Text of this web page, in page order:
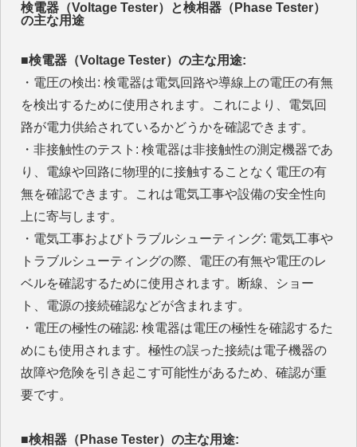
検電器（Voltage Tester）と検相器（Phase Tester）
の主な用途
■検電器（Voltage Tester）の主な用途:
・電圧の検出: 検電器は電気回路や導線上の電圧の有無
を検出するために使用されます。これにより、電気回
路が電力供給されているかどうかを確認できます。
・非接触性のテスト: 検電器は非接触性の測定機器であ
り、電線や回路に物理的に接触することなく電圧の有
無を確認できます。これは電気工事や設備の安全性向
上に寄与します。
・電気工事およびトラブルシューティング: 電気工事や
トラブルシューティングの際、電圧の有無や電圧のレ
ベルを確認するために使用されます。断線、ショー
ト、電源の接続確認などが含まれます。
・電圧の極性の確認: 検電器は電圧の極性を確認するた
めにも使用されます。極性の誤った接続は電子機器の
故障や危険を引き起こす可能性があるため、確認が重
要です。
■検相器（Phase Tester）の主な用途: